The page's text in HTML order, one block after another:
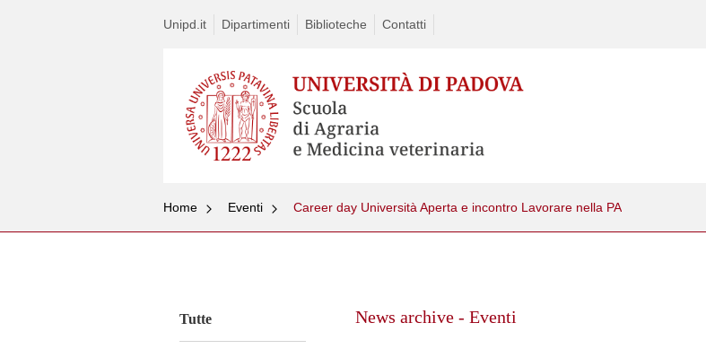
Unipd.it Dipartimenti Biblioteche Contatti
Home Eventi Career day Università Aperta e incontro Lavorare nella PA
Tutte News archive - Eventi